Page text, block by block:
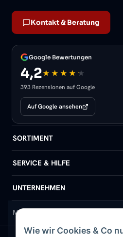
Wie wir Cookies & Co
Kontakt & Beratung
Google Bewertungen
4,2
393 Rezensionen auf Google
Auf Google ansehen
SORTIMENT
Badheizkörper
Handtuchheizkörper
Design-Heizkörper
Paneelheizkörper
SERVICE & HILFE
Hilfe & Kontakt
Versand & Lieferung
Rückgabe & Widerruf
UNTERNEHMEN
Wir über uns
Standort & Abholung Jüchen
MEIN KONTO
Anmelden / Mein Konto